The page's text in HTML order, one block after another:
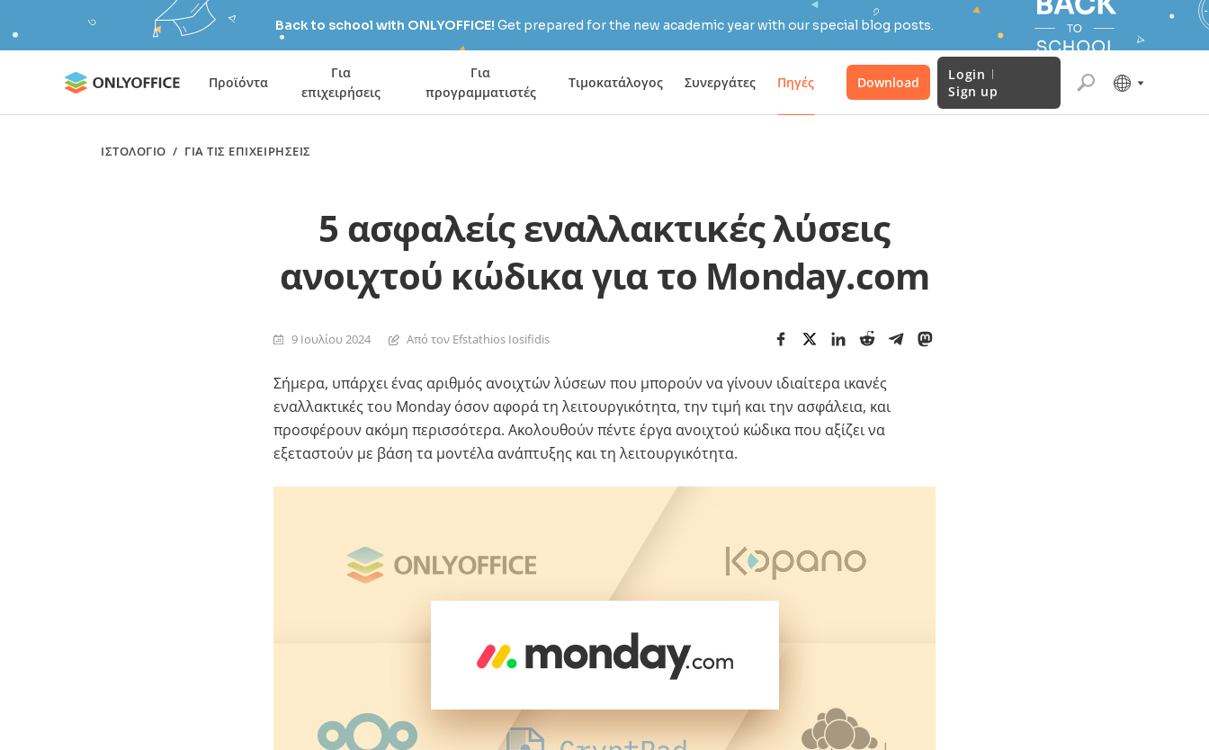
Back to school with ONLYOFFICE! Get prepared for the new academic year with our special blog posts.
Προϊόντα
Για
επιχειρήσεις
Για
προγραμματιστές
Τιμοκατάλογος Συνεργάτες Πηγές Download
Login
Sign up
ΙΣΤΟΛΌΓΙΟ / ΓΙΑ ΤΙΣ ΕΠΙΧΕΙΡΉΣΕΙΣ
5 ασφαλείς εναλλακτικές λύσεις
ανοιχτού κώδικα για το Monday.com
9 Ιουλίου 2024 Από τον Efstathios Iosifidis
Σήμερα, υπάρχει ένας αριθμός ανοιχτών λύσεων που μπορούν να γίνουν ιδιαίτερα ικανές
εναλλακτικές του Monday όσον αφορά τη λειτουργικότητα, την τιμή και την ασφάλεια, και
προσφέρουν ακόμη περισσότερα. Ακολουθούν πέντε έργα ανοιχτού κώδικα που αξίζει να
εξεταστούν με βάση τα μοντέλα ανάπτυξης και τη λειτουργικότητα.